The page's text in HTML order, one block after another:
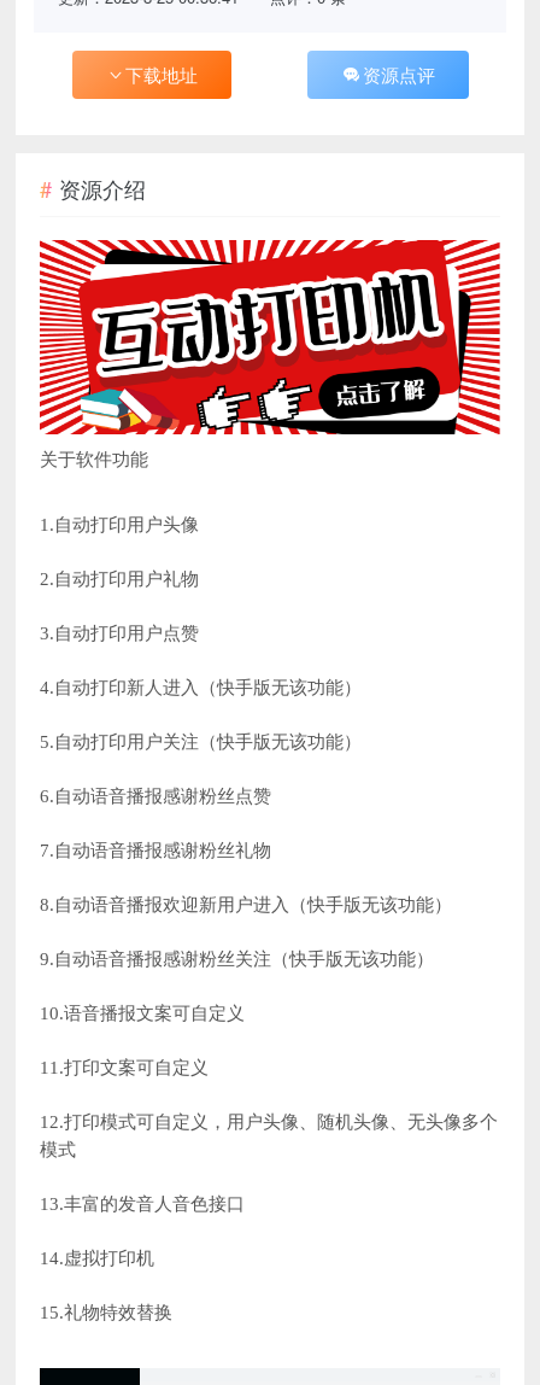
下载地址 资源点评
资源介绍
关于软件功能
1.自动打印用户头像
2.自动打印用户礼物
3.自动打印用户点赞
4.自动打印新人进入（快手版无该功能）
5.自动打印用户关注（快手版无该功能）
6.自动语音播报感谢粉丝点赞
7.自动语音播报感谢粉丝礼物
8.自动语音播报欢迎新用户进入（快手版无该功能）
9.自动语音播报感谢粉丝关注（快手版无该功能）
10.语音播报文案可自定义
11.打印文案可自定义
12.打印模式可自定义，用户头像、随机头像、无头像多个
模式
13.丰富的发音人音色接口
14.虚拟打印机
15.礼物特效替换